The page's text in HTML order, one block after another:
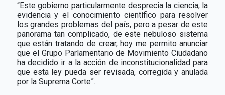
“Este gobierno particularmente desprecia la ciencia, la
evidencia y el conocimiento científico para resolver
los grandes problemas del país, pero a pesar de este
panorama tan complicado, de este nebuloso sistema
que están tratando de crear, hoy me permito anunciar
que el Grupo Parlamentario de Movimiento Ciudadano
ha decidido ir a la acción de inconstitucionalidad para
que esta ley pueda ser revisada, corregida y anulada
por la Suprema Corte”.